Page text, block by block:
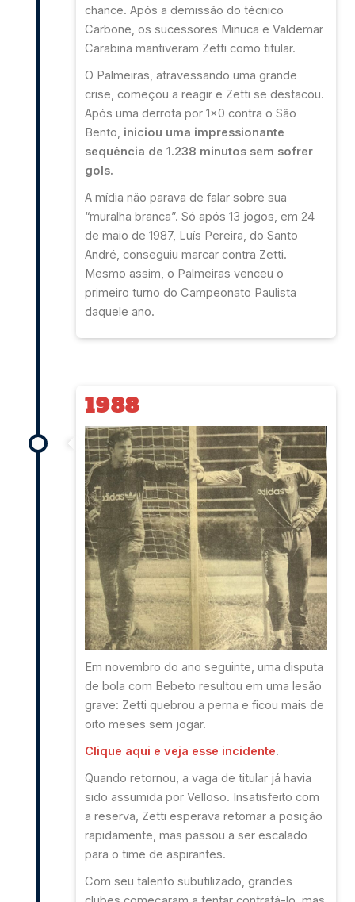
chance. Após a demissão do técnico
Carbone, os sucessores Minuca e Valdemar
Carabina mantiveram Zetti como titular.
O Palmeiras, atravessando uma grande
crise, começou a reagir e Zetti se destacou.
Após uma derrota por 1x0 contra o São
Bento, iniciou uma impressionante
sequência de 1.238 minutos sem sofrer
gols.
A mídia não parava de falar sobre sua
“muralha branca”. Só após 13 jogos, em 24
de maio de 1987, Luís Pereira, do Santo
André, conseguiu marcar contra Zetti.
Mesmo assim, o Palmeiras venceu o
primeiro turno do Campeonato Paulista
daquele ano.
1988
Em novembro do ano seguinte, uma disputa
de bola com Bebeto resultou em uma lesão
grave: Zetti quebrou a perna e ficou mais de
oito meses sem jogar.
Clique aqui e veja esse incidente.
Quando retornou, a vaga de titular já havia
sido assumida por Velloso. Insatisfeito com
a reserva, Zetti esperava retomar a posição
rapidamente, mas passou a ser escalado
para o time de aspirantes.
Com seu talento subutilizado, grandes